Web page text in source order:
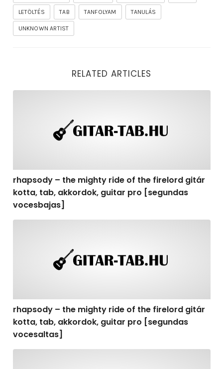
LETÖLTÉS TAB TANFOLYAM TANULÁS
UNKNOWN ARTIST
RELATED ARTICLES
rhapsody – the mighty ride of the firelord gitár
kotta, tab, akkordok, guitar pro [segundas
vocesbajas]
rhapsody – the mighty ride of the firelord gitár
kotta, tab, akkordok, guitar pro [segundas
vocesaltas]